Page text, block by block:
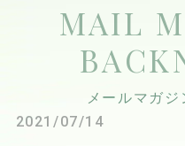
MAIL
メールマガ
2021/07/14